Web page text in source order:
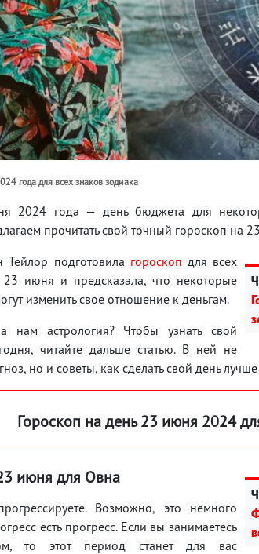
года для всех знаков зодиака
2024 года — день бюджета для
прочитать свой точный гороскоп на
Тейлор подготовила гороскоп для всех
23 июня и предсказала, что некоторые
изменить свое отношение к деньгам.
нам астрология? Чтобы узнать свой
читайте дальше статью. В ней не
но и советы, как сделать свой день
Гороскоп на день 23 июня 2024
июня для Овна
Возможно, это немного
есть прогресс. Если вы занимаетесь
то этот период станет для вас